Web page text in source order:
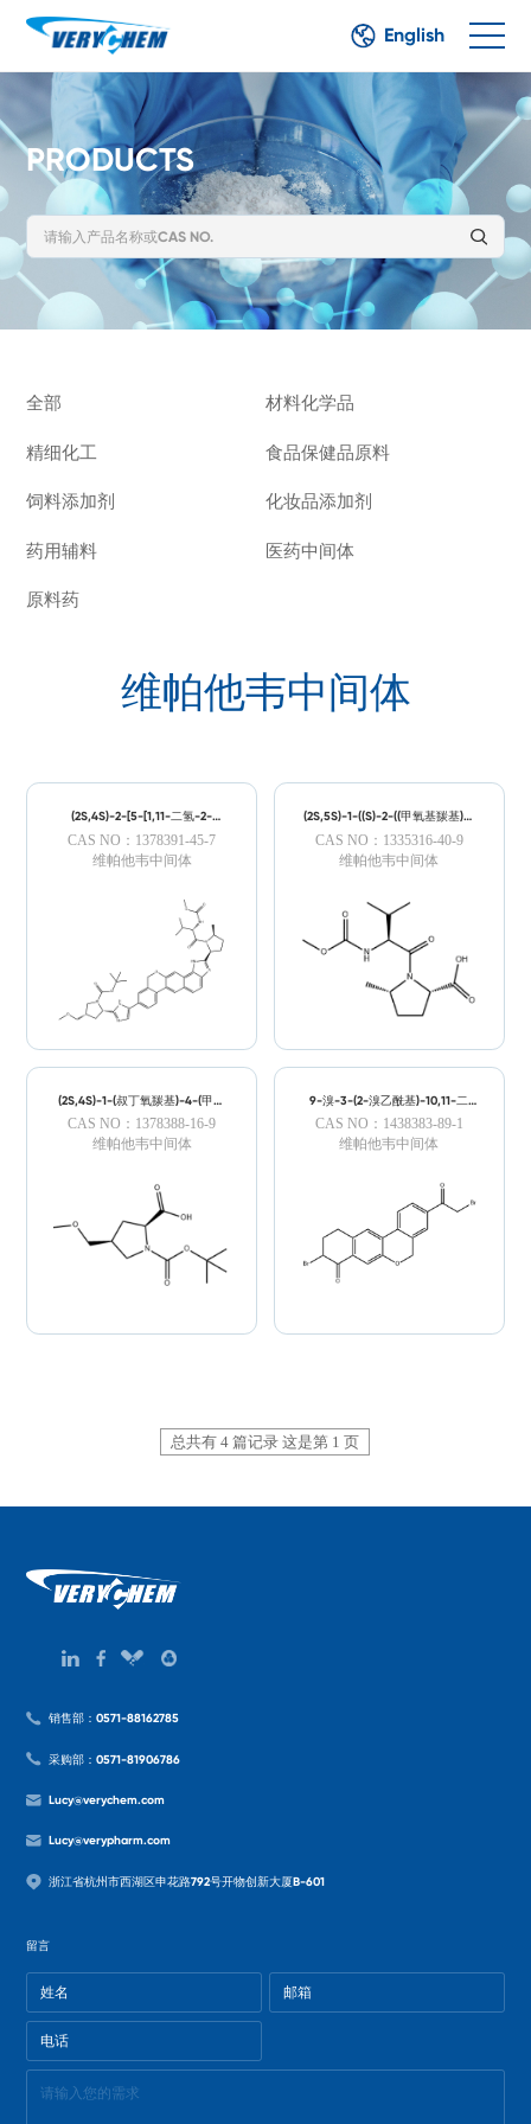
English
PRODUCTS
全部 材料化学品
精细化工 食品保健品原料
饲料添加剂 化妆品添加剂
药用辅料 医药中间体
原料药
维帕他韦中间体
(2S,4S)-2-[5-[1,11-二氢-2-
基]-3-甲基-1-氧代丁基]-5-甲
基-2-吡咯烷基][2]苯并吡喃并
基)-1-吡咯烷羧酸叔丁酯
CAS NO：1378391-45-7
维帕他韦中间体
(2S,5S)-1-((S)-2-((甲氧基羰基)氨
烷-2-羧酸
CAS NO：1335316-40-9
维帕他韦中间体
(2S,4S)-1-(叔丁氧羰基)-4-(甲氧
甲基)吡咯啉-2-羧酸
CAS NO：1378388-16-9
维帕他韦中间体
9-溴-3-(2-溴乙酰基)-10,11-二
氢-5H-二苯并(C,G) CHROMEN-
8(9H)-酮
CAS NO：1438383-89-1
维帕他韦中间体
总共有 4 篇记录 这是第 1 页
销售部：0571-88162785
采购部：0571-81906786
Lucy@verychem.com
Lucy@verypharm.com
浙江省杭州市西湖区申花路792号开物创新大厦B-601
留言